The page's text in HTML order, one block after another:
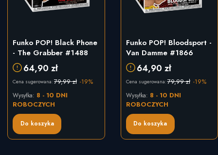
Funko POP! Black Phone
- The Grabber #1488
64,90 zł
Cena sugerowana: 79,99 zł -19%
Do koszyka
Wysyłka: 8 - 10 DNI
ROBOCZYCH
Funko POP! Bloodsport -
Van Damme #1866
64,90 zł
Cena sugerowana:79,99 zł -19%
Do koszyka
Wysyłka: 8 - 10 DNI
ROBOCZYCH